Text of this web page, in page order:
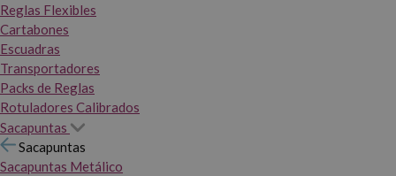
Reglas Flexibles
Cartabones
Escuadras
Transportadores
Packs de Reglas
Rotuladores Calibrados
Sacapuntas
Sacapuntas
Sacapuntas Metálico